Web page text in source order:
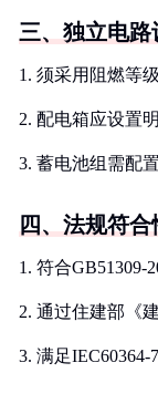
三、独立电路
1. 须采用阻燃等
2. 配电箱应设置
3. 蓄电池组需配
四、法规符
1. 符合GB51309-
2. 通过住建部《
3. 满足